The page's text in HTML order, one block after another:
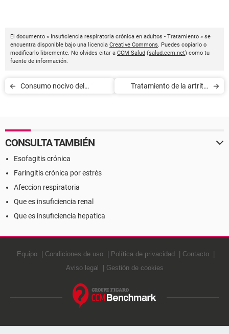
El documento « Insuficiencia respiratoria crónica en adultos - Tratamiento » se
encuentra disponible bajo una licencia Creative Commons. Puedes copiarlo o
modificarlo libremente. No olvides citar a CCM Salud (salud.ccm.net) como tu
fuente de información.
Consumo nocivo del
Tratamiento de la artritis
CONSULTA TAMBIÉN
Esofagitis crónica
Faringitis crónica por estrés
Afeccion respiratoria
Que es insuficiencia renal
Que es insuficiencia hepatica
Equipo Condiciones de uso Política de privacidad
Contacto
Aviso legal
Gestión de cookies